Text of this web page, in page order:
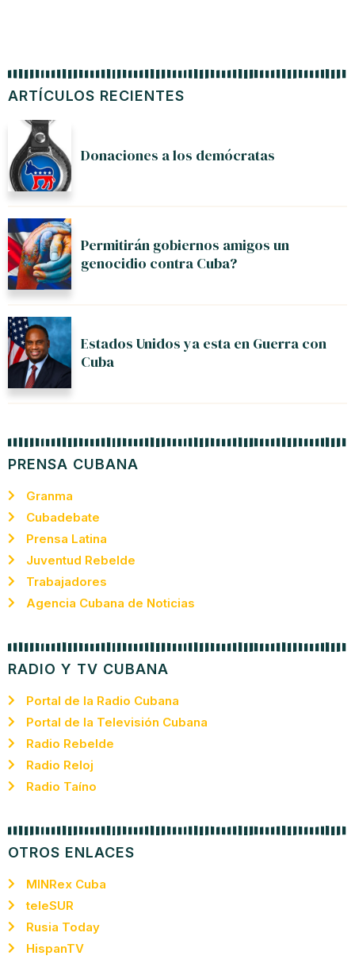
ARTÍCULOS RECIENTES
Donaciones a los demócratas
Permitirán gobiernos amigos un
genocidio contra Cuba?
Estados Unidos ya esta en Guerra con
Cuba
PRENSA CUBANA
Granma
Cubadebate
Prensa Latina
Juventud Rebelde
Trabajadores
Agencia Cubana de Noticias
RADIO Y TV CUBANA
Portal de la Radio Cubana
Portal de la Televisión Cubana
Radio Rebelde
Radio Reloj
Radio Taíno
OTROS ENLACES
MINRex Cuba
teleSUR
Rusia Today
HispanTV